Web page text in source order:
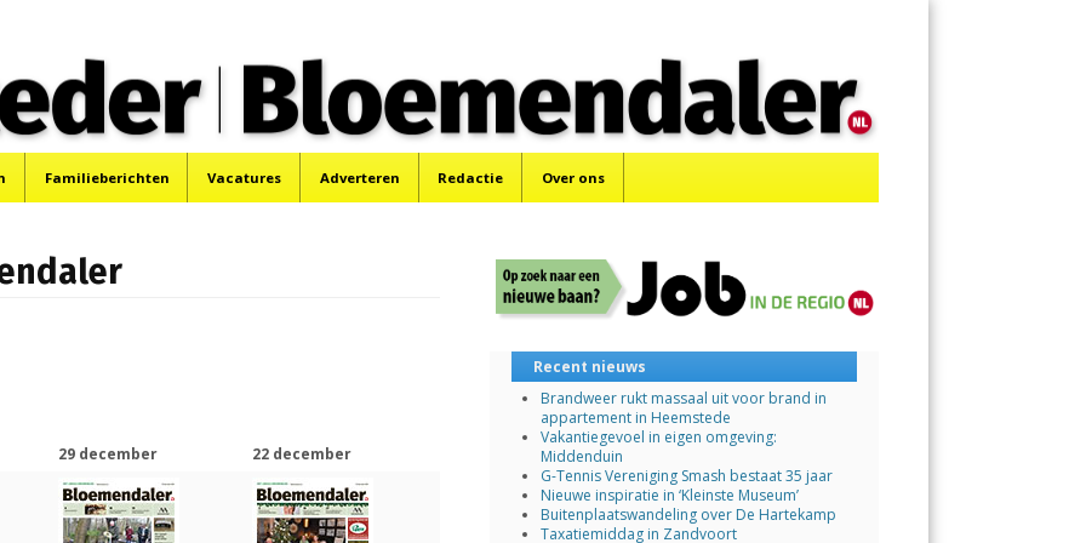
Familieberichten Vacatures Adverteren Redactie Over ons
29 december 22 december
Recent nieuws
Brandweer rukt massaal uit voor brand in
appartement in Heemstede
Vakantiegevoel in eigen omgeving:
Middenduin
G-Tennis Vereniging Smash bestaat 35 jaar
Nieuwe inspiratie in ‘Kleinste Museum’
Buitenplaatswandeling over De Hartekamp
Taxatiemiddag in Zandvoort